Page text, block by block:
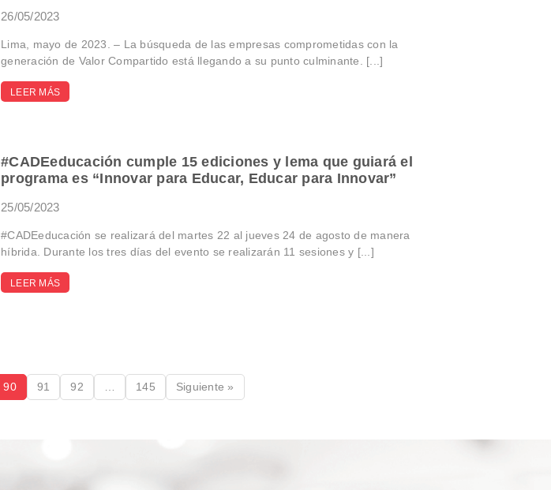
26/05/2023
Lima, mayo de 2023. – La búsqueda de las empresas comprometidas con la
generación de Valor Compartido está llegando a su punto culminante. [...]
LEER MÁS
#CADEeducación cumple 15 ediciones y lema que guiará el
programa es “Innovar para Educar, Educar para Innovar”
25/05/2023
#CADEeducación se realizará del martes 22 al jueves 24 de agosto de manera
híbrida. Durante los tres días del evento se realizarán 11 sesiones y [...]
LEER MÁS
90 91 92 145 Siguiente »